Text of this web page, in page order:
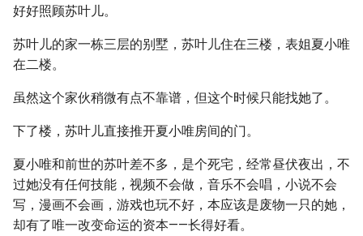
好好照顾苏叶儿。
苏叶儿的家一栋三层的别墅，苏叶儿住在三楼，表姐夏小唯
在二楼。
虽然这个家伙稍微有点不靠谱，但这个时候只能找她了。
下了楼，苏叶儿直接推开夏小唯房间的门。
夏小唯和前世的苏叶差不多，是个死宅，经常昼伏夜出，不
过她没有任何技能，视频不会做，音乐不会唱，小说不会
写，漫画不会画，游戏也玩不好，本应该是废物一只的她，
却有了唯一改变命运的资本——长得好看。